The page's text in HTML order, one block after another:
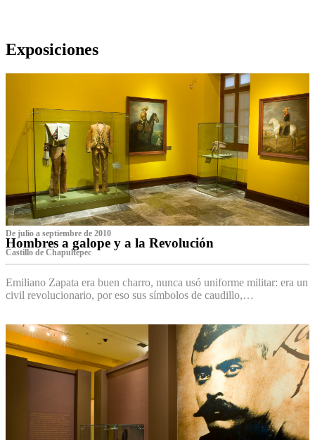
Exposiciones
De julio a septiembre de 2010
Hombres a galope y a la Revolución
Castillo de Chapultepec
Emiliano Zapata era buen charro, nunca usó uniforme militar: era un
civil revolucionario, por eso sus símbolos de caudillo,…